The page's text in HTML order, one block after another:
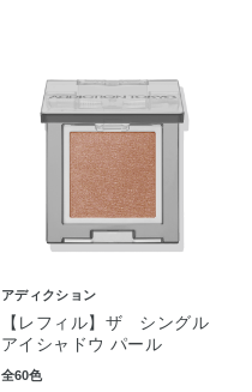
アディクション
【レフィル】ザ シングル
アイシャドウ パール
全60色